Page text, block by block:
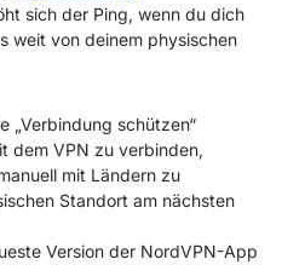
sich der Ping, wenn du dich
weit von deinem physischen
„Verbindung schützen“
dem VPN zu verbinden,
mit Ländern zu
Standort am nächsten
Version der NordVPN-App